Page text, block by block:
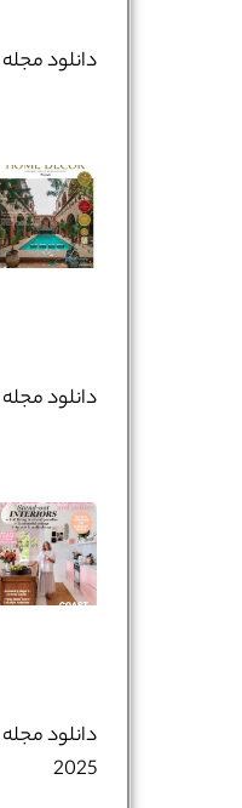
دانلود مجله homestyle uk – december 2025
دانلود مجله absolute home decor #50 2025
2025
شماره واتس‌اپ : *